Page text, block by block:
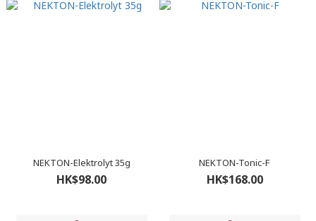
NEKTON-Elektrolyt 35g
HK$98.00
NEKTON-Tonic-F
HK$168.00